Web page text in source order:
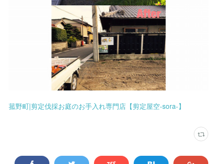
菰野町|剪定伐採お庭のお手入れ専門店【剪定屋空-sora-】